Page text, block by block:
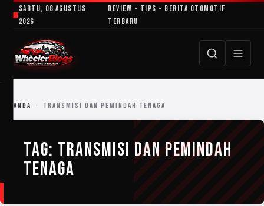
LewatiSabtu, 08 Agustus
2026
Review • Tips • Berita Otomotif
Terbaru
BERANDA › TRANSMISI DAN PEMINDAH TENAGA
TAG: TRANSMISI DAN PEMINDAH
TENAGA